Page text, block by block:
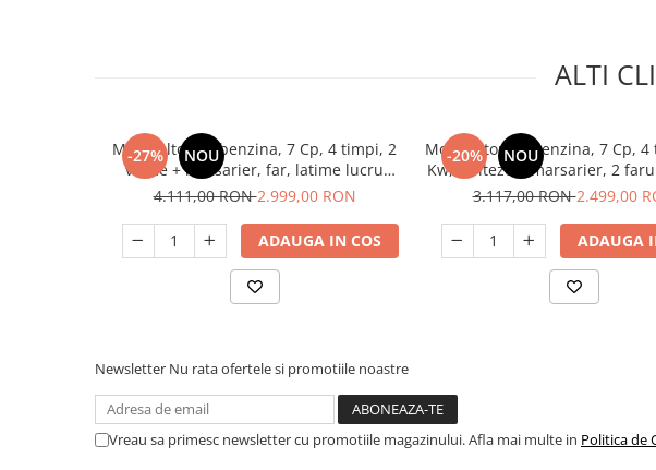
ALTI
-27% NOU
Motocultor pe benzina, 7 Cp, 4 timpi, 2
viteze + marsarier, far, latime lucru
1200mm, 208 cm³, accesorii incluse,
4.111,00 RON2.999,00 RON
ADAUGA IN COS
-20% NOU
Motocultor pe benzina, 7 Cp, 4
Kw, 2 viteze + marsarier, 2
lucru 1200mm, 212 cm³,
3.117,00 RON2.499,00
ADAUGA
Newsletter Nu rata ofertele si promotiile noastre
Vreau sa primesc newsletter cu promotiile magazinului. Afla mai multe in Politica de